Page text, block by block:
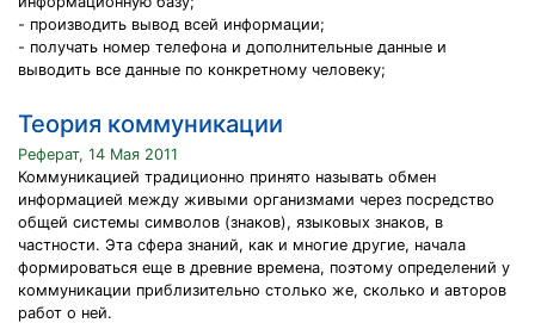
- производить вывод всей информации;
- получать номер телефона и дополнительные данные и
выводить все данные по конкретному человеку;
Теория коммуникации
Реферат, 14 Мая 2011
Коммуникацией традиционно принято называть обмен
информацией между живыми организмами через посредство
общей системы символов (знаков), языковых знаков, в
частности. Эта сфера знаний, как и многие другие, начала
формироваться еще в древние времена, поэтому определений у
коммуникации приблизительно столько же, сколько и авторов
работ о ней.